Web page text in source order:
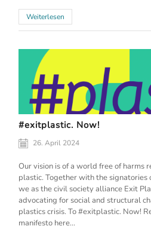
Weiterlesen
#exitplastic. Now!
26. April 2024
Our vision is of a world free of harms
plastic. Together with the signatories
we as the civil society alliance Exit
advocating for social and structural
plastics crisis. To #exitplastic. Now!
manifesto here...